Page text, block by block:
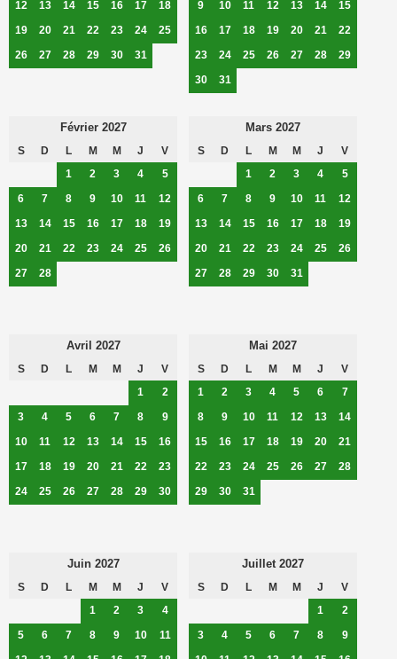
12 13 14 15 16 17
18
19
20 21 22 23 24
25
26
27 28 29 30 31
9 10 11 12 13 14
15
16
17 18 19 20 21
22
23
24 25 26 27 28
29
30
31
Février 2027
S D L M M J
V
1
2 3 4
5
6
7 8 9 10 11
12
13
14 15 16 17 18
19
20
21 22 23 24 25
26
27
28
Mars 2027
S D L M M J
V
1
2 3 4
5
6
7 8 9 10 11
12
13
14 15 16 17 18
19
20
21 22 23 24 25
26
27
28 29 30 31
Avril 2027
S D L M M J
V
1
2
3
4 5 6 7 8
9
10
11 12 13 14 15
16
17
18 19 20 21 22
23
24
25 26 27 28 29 30
Mai 2027
S D L M M J
V
1
2 3 4 5 6
7
8
9 10 11 12 13
14
15
16 17 18 19 20
21
22
23 24 25 26 27
28
29
30 31
Juin 2027
S D L M M J
V
1
2 3
4
5
6 7 8 9 10
11
Juillet 2027
S D L M M J
V
1
2
3
4 5 6 7 8
9